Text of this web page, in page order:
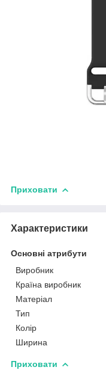
Приховати
Характеристики
Основні атрибути
Виробник
Країна виробник
Матеріал
Тип
Колір
Ширина
Приховати